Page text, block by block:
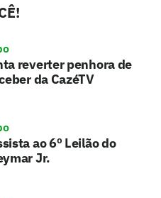
reverter penhora de
da CazéTV
ao 6º Leilão do
Jr.